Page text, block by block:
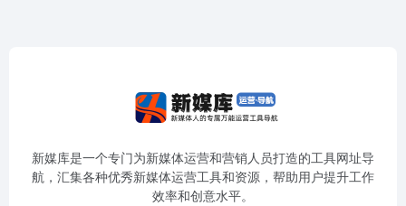
新媒库是一个专门为新媒体运营和营销人员打造的工具网址导
航，汇集各种优秀新媒体运营工具和资源，帮助用户提升工作
效率和创意水平。